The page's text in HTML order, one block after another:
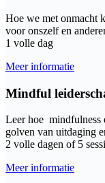
Hoe we met onmacht
voor onszelf en
1 volle dag
Meer informatie
Mindful
Leer hoe mindfulness
golven van uitdaging
2 volle dagen of 5
Meer informatie